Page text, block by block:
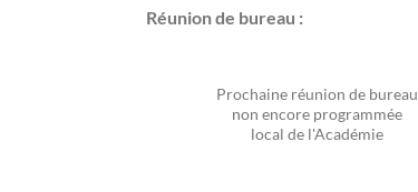
Réunion de bureau :
Prochaine réunion de bureau
non encore programmée
local de l'Académie